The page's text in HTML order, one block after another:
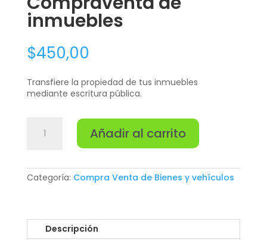
inmuebles
$450,00
Transfiere la propiedad de tus inmuebles
mediante escritura pública.
Compraventa
Añadir al carrito
Categoría: Compra Venta de Bienes y vehículos
Descripción